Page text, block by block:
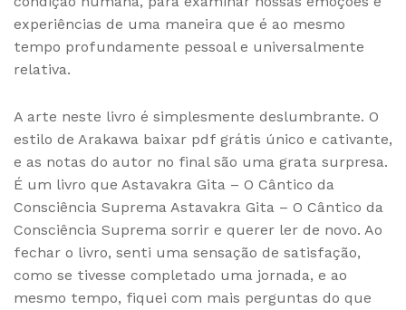
experiências de uma maneira que é ao mesmo
tempo profundamente pessoal e universalmente
relativa.
A arte neste livro é simplesmente deslumbrante. O
estilo de Arakawa baixar pdf grátis único e cativante,
e as notas do autor no final são uma grata surpresa.
É um livro que Astavakra Gita – O Cântico da
Consciência Suprema Astavakra Gita – O Cântico da
Consciência Suprema sorrir e querer ler de novo. Ao
fechar o livro, senti uma sensação de satisfação,
como se tivesse completado uma jornada, e ao
mesmo tempo, fiquei com mais perguntas do que